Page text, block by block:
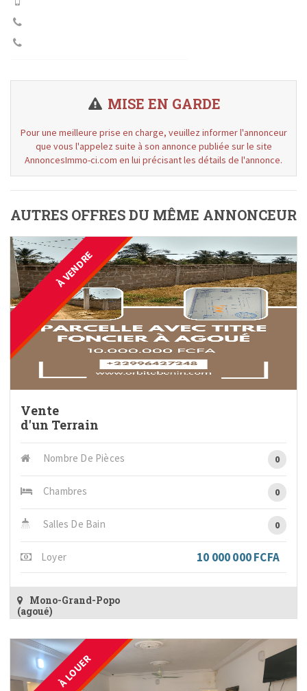
MISE EN GARDE
Pour une meilleure prise en charge, veuillez informer l'annonceur
que vous l'appelez suite à son annonce publiée sur le site
AnnoncesImmo-ci.com en lui précisant les détails de l'annonce.
AUTRES OFFRES DU MÊME ANNONCEUR
À VENDRE
Vente
d'un Terrain
Nombre De Pièces 0
Chambres 0
Salles De Bain 0
Loyer 10 000 000 FCFA
Mono-Grand-Popo
(agoué)
À LOUER